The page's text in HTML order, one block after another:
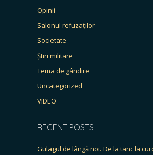
Opinii
Salonul refuzaților
Societate
Știri militare
Tema de gândire
Uncategorized
VIDEO
RECENT POSTS
Gulagul de lângă noi. De la tanc la